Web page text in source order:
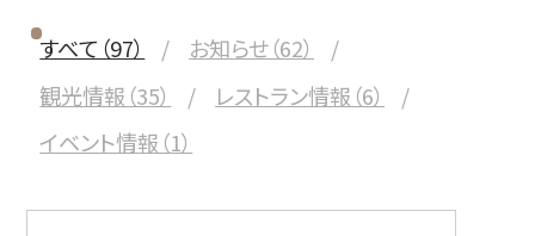
すべて（97）
お知らせ（62）
観光情報（35）
レストラン情報（6）
イベント情報（1）